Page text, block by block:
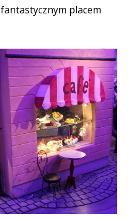
placem